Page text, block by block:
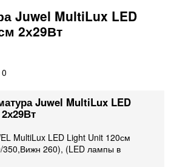
Juwel MultiLux LED
2х29Вт
0
Juwel MultiLux LED
MultiLux LED Light Unit 120см
350,Вижн 260), (LED лампы в